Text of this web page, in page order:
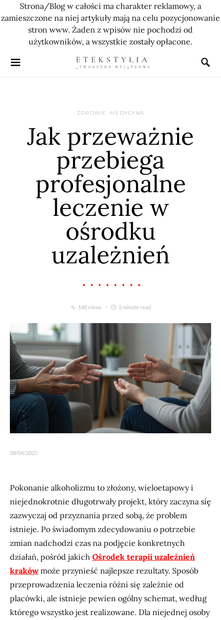
Strona/Blog w całości ma charakter reklamowy, a
zamieszczone na niej artykuły mają na celu pozycjonowanie
stron www. Żaden z wpisów nie pochodzi od
użytkowników, a wszystkie zostały opłacone.
ZDROWIE, MEDYCYNA
Jak przeważnie
przebiega
profesjonalne
leczenie w
ośrodku
uzależnień
148 views 1 minute read
08/04/2025
Pokonanie alkoholizmu to złożony, wieloetapowy i
niejednokrotnie długotrwały projekt, który zaczyna się
zazwyczaj od przyznania przed sobą, że problem
istnieje. Po świadomym zdecydowaniu o potrzebie
zmian nadchodzi czas na podjęcie konkretnych
działań, pośród jakich Ośrodek terapii uzależnień
kraków może przynieść najlepsze rezultaty. Sposób
przeprowadzenia leczenia różni się zależnie od
placówki, ale istnieje pewien ogólny schemat, według
którego wszystko jest realizowane. Dla niejednej osoby